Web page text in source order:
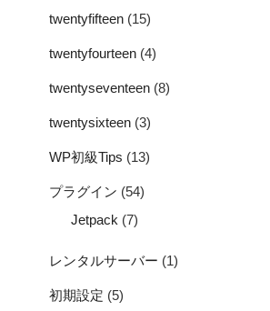
twentyfifteen (15)
twentyfourteen (4)
twentyseventeen (8)
twentysixteen (3)
WP初級Tips (13)
プラグイン (54)
Jetpack (7)
レンタルサーバー (1)
初期設定 (5)